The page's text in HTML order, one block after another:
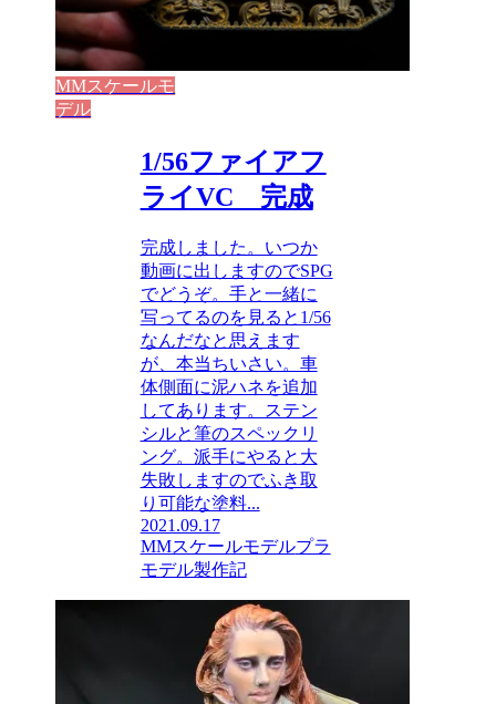
MMスケールモ
デル
1/56ファイアフ
ライVC 完成
完成しました。いつか
動画に出しますのでSPG
でどうぞ。手と一緒に
写ってるのを見ると1/56
なんだなと思えます
が、本当ちいさい。車
体側面に泥ハネを追加
してあります。ステン
シルと筆のスペックリ
ング。派手にやると大
失敗しますのでふき取
り可能な塗料...
2021.09.17
MMスケールモデルプラ
モデル製作記